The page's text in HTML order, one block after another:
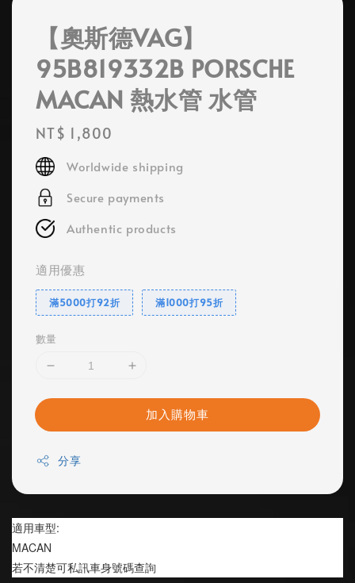
【奧斯德VAG】
95B819332B PORSCHE
MACAN 熱水管 水管
Regular
price
NT$ 1,800
Worldwide shipping
Secure payments
Authentic products
適用優惠
滿5000打92折 滿1000打95折
數量
加入購物車
分享
適用車型:
MACAN
若不清楚可私訊車身號碼查詢